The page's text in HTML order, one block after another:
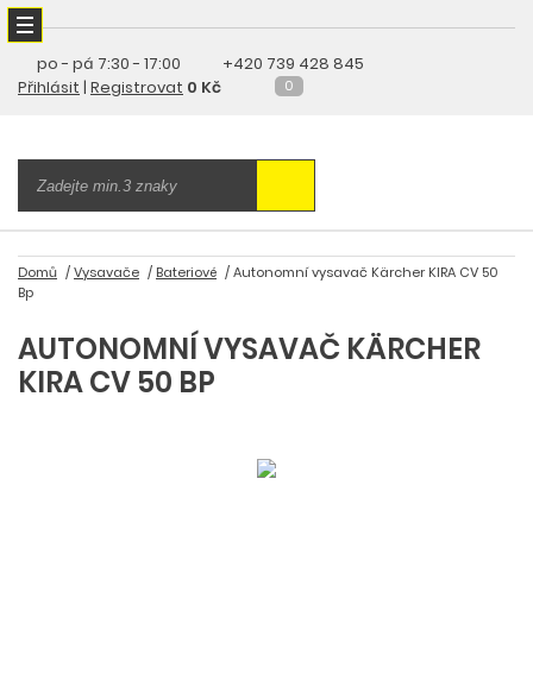
po - pá 7:30 - 17:00
+420 739 428 845
Přihlásit | Registrovat 0 Kč 0
Domů Vysavače Bateriové
Autonomní vysavač Kärcher KIRA CV 50
Bp
AUTONOMNÍ VYSAVAČ KÄRCHER
KIRA CV 50 BP